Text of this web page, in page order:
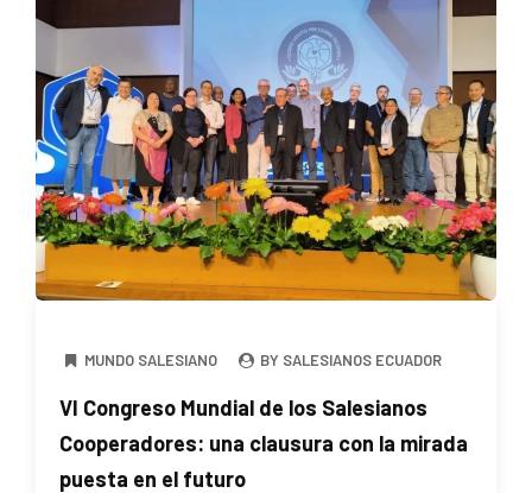
MUNDO SALESIANO BY SALESIANOS ECUADOR
VI Congreso Mundial de los Salesianos
Cooperadores: una clausura con la mirada
puesta en el futuro